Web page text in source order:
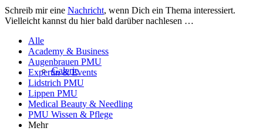
Galerie
Schreib mir eine Nachricht, wenn Dich ein Thema interessiert.
Vielleicht kannst du hier bald darüber nachlesen …
Alle
Academy & Business
Augenbrauen PMU
Expertin & Events
Lidstrich PMU
Lippen PMU
Medical Beauty & Needling
PMU Wissen & Pflege
Mehr